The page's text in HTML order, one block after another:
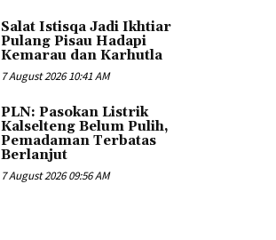
Salat Istisqa Jadi Ikhtiar
Pulang Pisau Hadapi
Kemarau dan Karhutla
7 August 2026 10:41 AM
PLN: Pasokan Listrik
Kalselteng Belum Pulih,
Pemadaman Terbatas
Berlanjut
7 August 2026 09:56 AM